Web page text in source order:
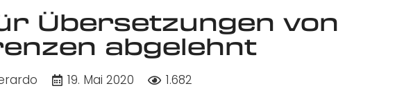
Übersetzungen von
abgelehnt
19. Mai 2020 1.682